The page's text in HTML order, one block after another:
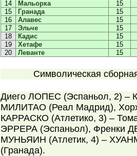
14
Мальорка
15
15
Гранада
15
16
Алавес
15
17
Эльче
15
18
Кадис
15
19
Хетафе
15
20
Леванте 15
Символическая
Диего ЛОПЕС (Эспаньол, 2) –
МИЛИТАО (Реал Мадрид),
КАРРАСКО (Атлетико, 3) –
ЭРРЕРА (Эспаньол), Френки
МУНЬЯИН (Атлетик, 4) –
(Гранада).